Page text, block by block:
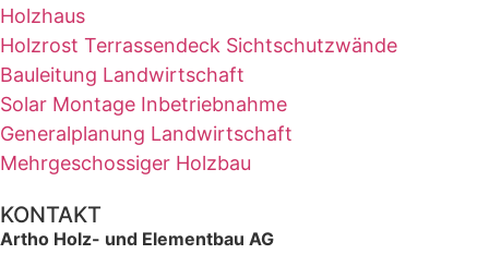
Holzhaus
Holzrost Terrassendeck Sichtschutzwände
Bauleitung Landwirtschaft
Solar Montage Inbetriebnahme
Generalplanung Landwirtschaft
Mehrgeschossiger Holzbau
KONTAKT
Artho Holz- und Elementbau AG